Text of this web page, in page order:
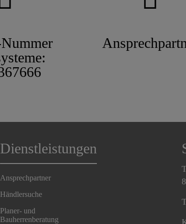
Dienstleistungen
Ansprechpartner
Händlersuche
Planer- und
Bauherrenberatung